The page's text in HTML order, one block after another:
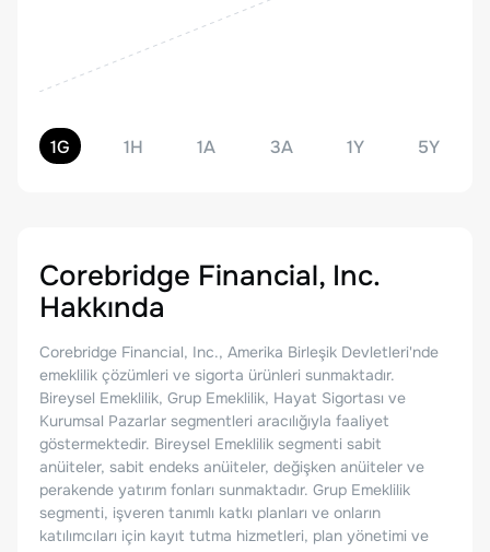
1G 1H 1A 3A 1Y 5Y
Corebridge Financial, Inc.
Hakkında
Corebridge Financial, Inc., Amerika Birleşik Devletleri'nde
emeklilik çözümleri ve sigorta ürünleri sunmaktadır.
Bireysel Emeklilik, Grup Emeklilik, Hayat Sigortası ve
Kurumsal Pazarlar segmentleri aracılığıyla faaliyet
göstermektedir. Bireysel Emeklilik segmenti sabit
anüiteler, sabit endeks anüiteler, değişken anüiteler ve
perakende yatırım fonları sunmaktadır. Grup Emeklilik
segmenti, işveren tanımlı katkı planları ve onların
katılımcıları için kayıt tutma hizmetleri, plan yönetimi ve